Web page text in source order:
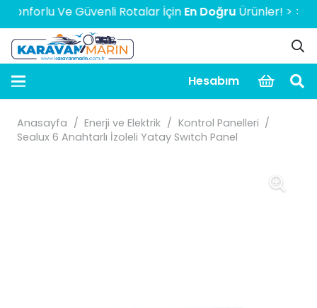
Ve Güvenli Rotalar İçinEn DoğruÜrünler! > > > > >
Hesabım
Anasayfa / Enerji ve Elektrik / Kontrol Panelleri /
Sealux 6 Anahtarlı İzoleli Yatay Swıtch Panel